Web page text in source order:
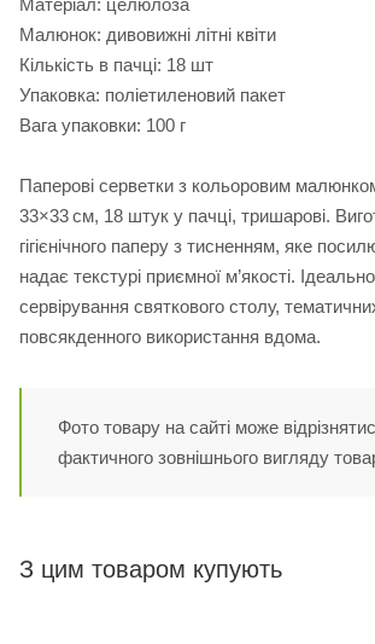
Матеріал: целюлоза
Малюнок: дивовижні літні квіти
Кількість в пачці: 18 шт
Упаковка: поліетиленовий пакет
Вага упаковки: 100 г
Паперові серветки з кольоровим
33×33 см, 18 штук у пачці, тришарові.
гігієнічного паперу з тисненням, яке
надає текстурі приємної м’якості.
сервірування святкового столу,
повсякденного використання вдома.
Фото товару на сайті може
фактичного зовнішнього вигляду
З цим товаром купують